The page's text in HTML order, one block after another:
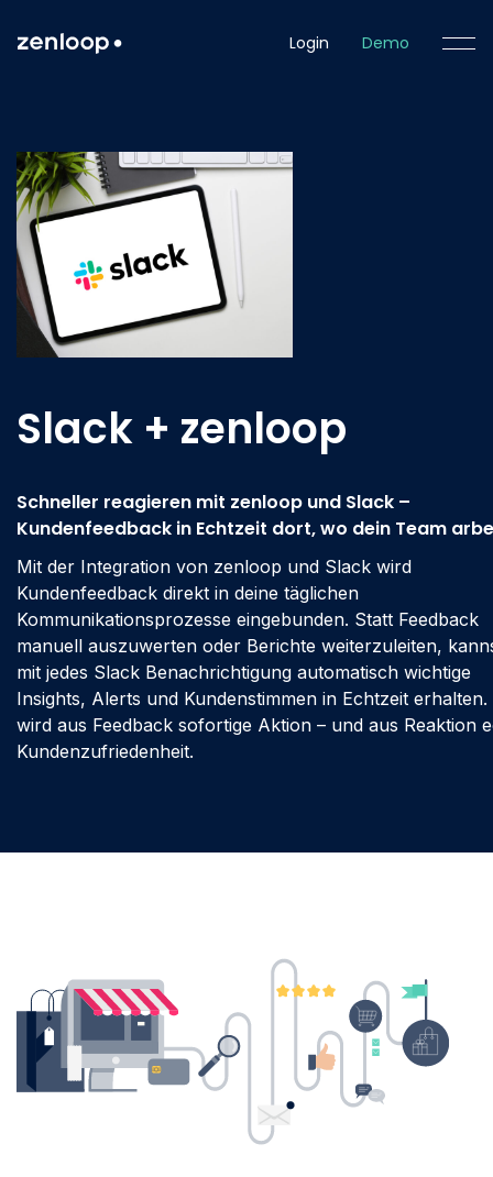
Login Demo
Slack + zenloop
Schneller reagieren mit zenloop und Slack –
Kundenfeedback in Echtzeit dort, wo dein Team
Mit der Integration von zenloop und Slack wird
Kundenfeedback direkt in deine täglichen
Kommunikationsprozesse eingebunden. Statt Feedback
manuell auszuwerten oder Berichte weiterzuleiten,
mit jedes Slack Benachrichtigung automatisch wichtige
Insights, Alerts und Kundenstimmen in Echtzeit erhalten.
wird aus Feedback sofortige Aktion – und aus Reaktion
Kundenzufriedenheit.